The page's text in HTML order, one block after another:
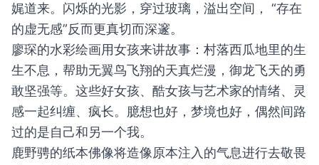
娓道来。闪烁的光影，穿过玻璃，溢出空间， “存在
的虚无感”反而更真切而深邃。
廖琛的水彩绘画用女孩来讲故事：村落西瓜地里的生
生不息，帮助无翼鸟飞翔的天真烂漫，御龙飞天的勇
敢坚强等。这些好女孩、酷女孩与艺术家的情绪、灵
感一起纠缠、疯长。臆想也好，梦境也好，偶然间路
过的是自己和另一个我。
鹿野骋的纸本佛像将造像原本注入的气息进行去敬畏